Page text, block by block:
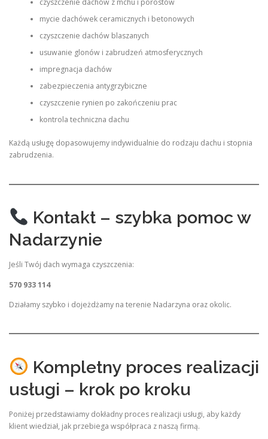
czyszczenie dachów z mchu i porostów
mycie dachówek ceramicznych i betonowych
czyszczenie dachów blaszanych
usuwanie glonów i zabrudzeń atmosferycznych
impregnacja dachów
zabezpieczenia antygrzybiczne
czyszczenie rynien po zakończeniu prac
kontrola techniczna dachu
Każdą usługę dopasowujemy indywidualnie do rodzaju dachu i stopnia
zabrudzenia.
Kontakt – szybka pomoc w
Nadarzynie
Jeśli Twój dach wymaga czyszczenia:
570 933 114
Działamy szybko i dojeżdżamy na terenie Nadarzyna oraz okolic.
Kompletny proces realizacji
usługi – krok po kroku
Poniżej przedstawiamy dokładny proces realizacji usługi, aby każdy
klient wiedział, jak przebiega współpraca z naszą firmą.